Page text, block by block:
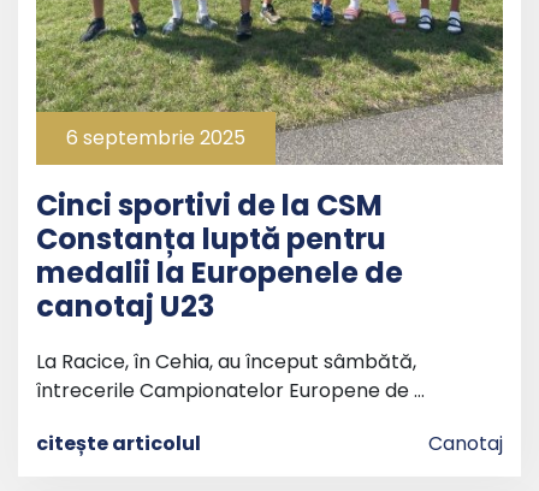
6 septembrie 2025
Cinci sportivi de la CSM
Constanța luptă pentru
medalii la Europenele de
canotaj U23
La Racice, în Cehia, au început sâmbătă,
întrecerile Campionatelor Europene de …
citește articolul
Canotaj